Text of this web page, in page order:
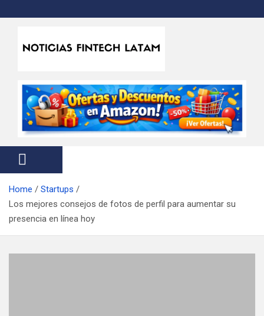
k
Noticias Fintech Latam
Home
Startups
Los mejores consejos de fotos de perfil para aumentar su
presencia en línea hoy